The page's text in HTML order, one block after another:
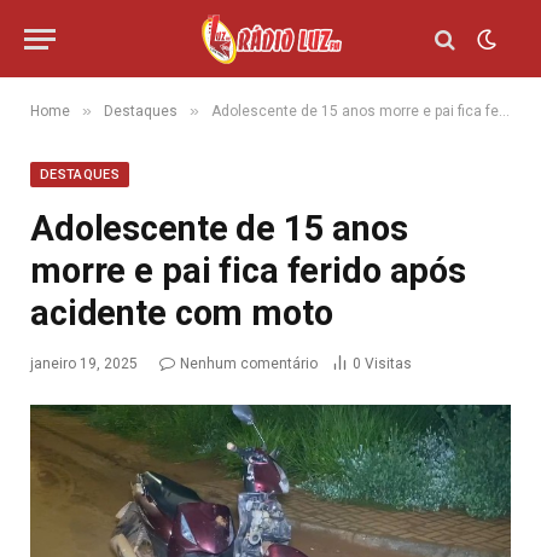
Home » Destaques » Adolescente de 15 anos morre e pai fica ferido após acidente com moto
DESTAQUES
Adolescente de 15 anos
morre e pai fica ferido após
acidente com moto
janeiro 19, 2025 Nenhum comentário 0 Visitas